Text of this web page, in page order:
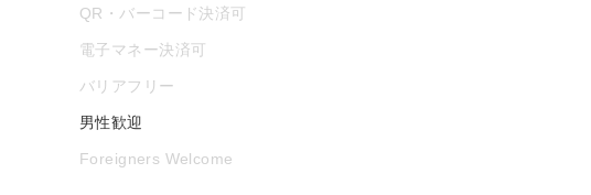
QR・バーコード決済可
電子マネー決済可
バリアフリー
男性歓迎
Foreigners Welcome